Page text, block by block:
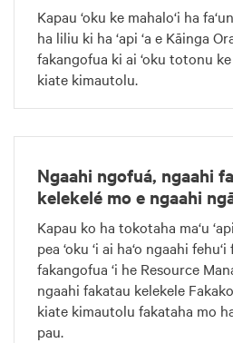
Kapau ‘oku ke mahalo‘i ha
ha liliu ki ha ‘api ‘a e Kāinga
fakangofua ki ai ‘oku totonu
kiate kimautolu.
Ngaahi ngofuá, ngaahi
kelekelé mo e ngaahi
Kapau ko ha tokotaha ma‘u
pea ‘oku ‘i ai ha‘o ngaahi
fakangofua ‘i he Resource
ngaahi fakatau kelekele
kiate kimautolu fakataha mo
pau.